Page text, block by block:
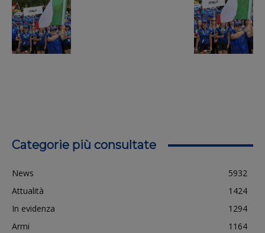
Categorie più consultate
News
5932
Attualità
1424
In evidenza
1294
Armi
1164